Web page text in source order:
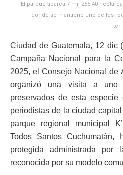
El parque abarca 7 mil 255.40
donde se mantiene uno de los
Ciudad de Guatemala, 12 dic (
Campaña Nacional para la
2025, el Consejo Nacional de
organizó una visita a uno
preservados de esta
periodistas de la ciudad
parque regional municipal
Todos Santos Cuchumatán,
protegida administrada por
reconocida por su modelo